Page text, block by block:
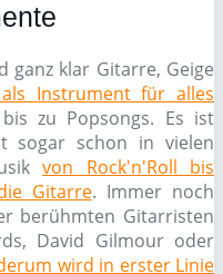
ganz klar Gitarre, Geige
Instrument für alles
zu Popsongs. Es ist
sogar schon in vielen
von Rock'n'Roll bis
Gitarre. Immer noch
berühmten Gitarristen
David Gilmour oder
wird in erster Linie